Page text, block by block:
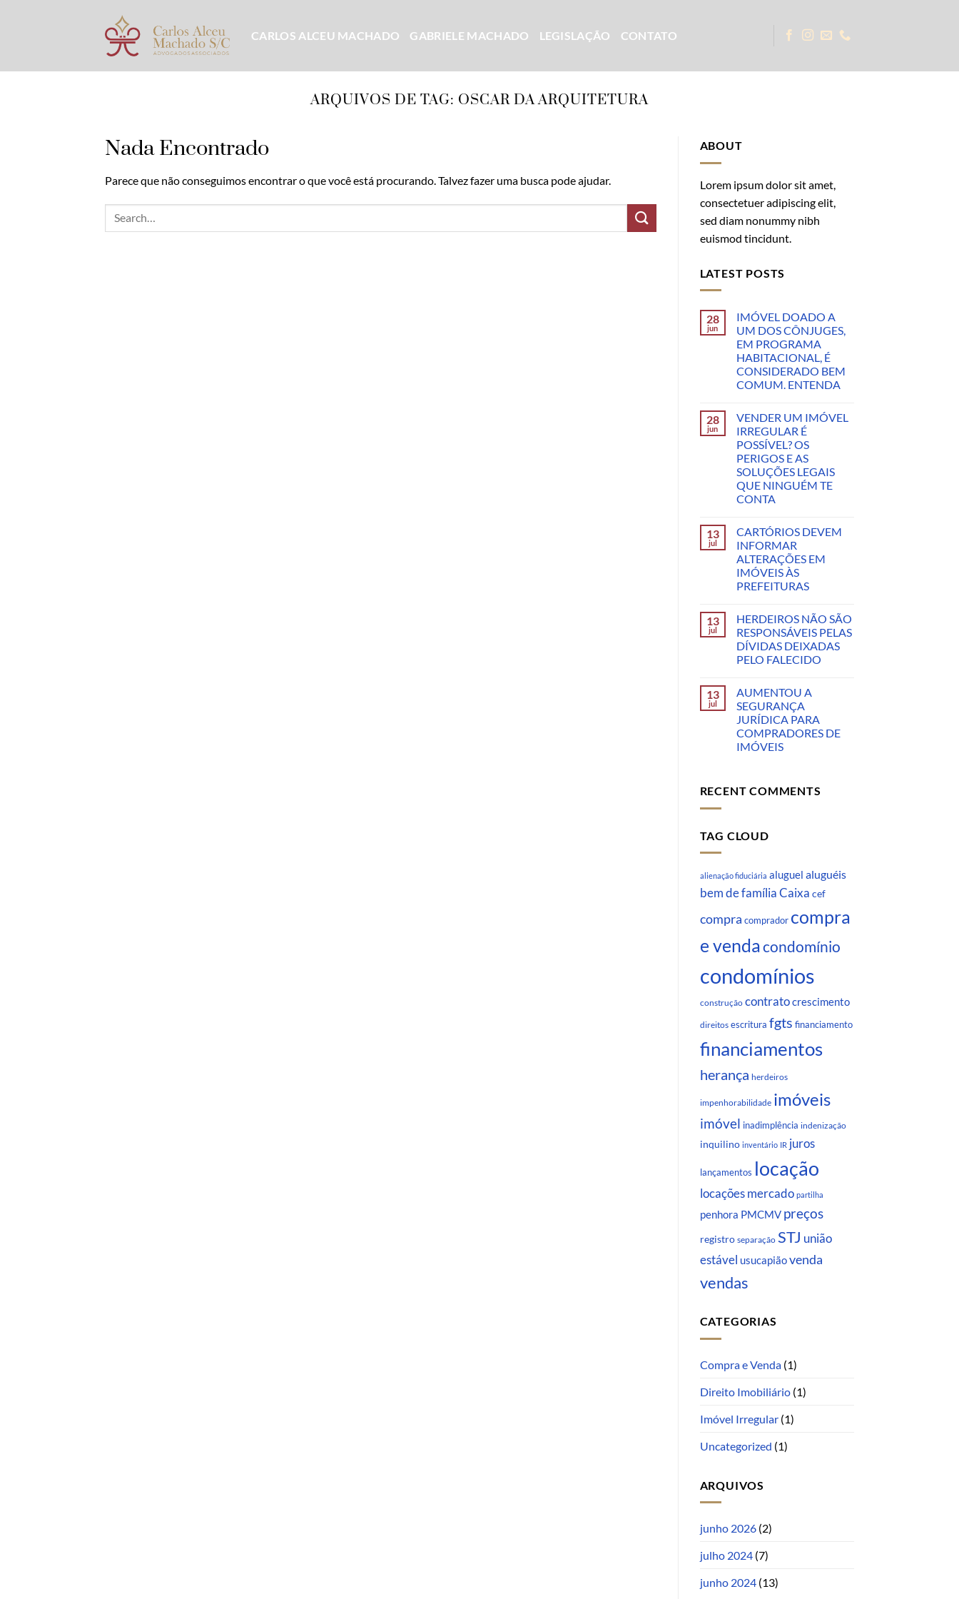
CARLOS ALCEU MACHADO GABRIELE MACHADO LEGISLAÇÃO CONTATO
ARQUIVOS DE TAG: OSCAR DA ARQUITETURA
Nada Encontrado
Parece que não conseguimos encontrar o que você está procurando. Talvez fazer uma busca pode ajudar.
ABOUT
Lorem ipsum dolor sit amet,
consectetuer adipiscing elit,
sed diam nonummy nibh
euismod tincidunt.
LATEST POSTS
28
jun
IMÓVEL DOADO A
UM DOS CÔNJUGES,
EM PROGRAMA
HABITACIONAL, É
CONSIDERADO BEM
COMUM. ENTENDA
28
jun
VENDER UM IMÓVEL
IRREGULAR É
POSSÍVEL? OS
PERIGOS E AS
SOLUÇÕES LEGAIS
QUE NINGUÉM TE
CONTA
13
jul
CARTÓRIOS DEVEM
INFORMAR
ALTERAÇÕES EM
IMÓVEIS ÀS
PREFEITURAS
13
jul
HERDEIROS NÃO SÃO
RESPONSÁVEIS PELAS
DÍVIDAS DEIXADAS
PELO FALECIDO
13
jul
AUMENTOU A
SEGURANÇA
JURÍDICA PARA
COMPRADORES DE
IMÓVEIS
RECENT COMMENTS
TAG CLOUD
alienação fiduciária aluguel aluguéis
bem de família Caixa cef
compra comprador compra
e vendacondomínio
condomínios
construção contratocrescimento
direitos escritura fgts financiamento
financiamentos
herança herdeiros
impenhorabilidade imóveis
imóvel inadimplência indenização
inquilino inventário IR juros
lançamentos locação
locações mercado partilha
penhora PMCMV preços
registro separação STJ união
estável usucapiãovenda
vendas
CATEGORIAS
Compra e Venda(1)
Direito Imobiliário(1)
Imóvel Irregular(1)
Uncategorized (1)
ARQUIVOS
junho 2026(2)
julho 2024(7)
junho 2024(13)